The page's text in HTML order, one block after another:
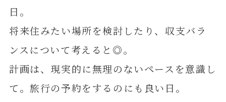
日。
将来住みたい場所を検討したり、収支バラ
ンスについて考えると◎。
計画は、現実的に無理のないペースを意識し
て。旅行の予約をするのにも良い日。